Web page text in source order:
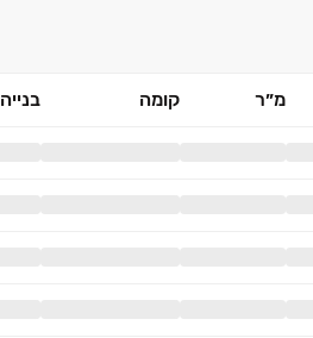
מ״ר קומה בנייה